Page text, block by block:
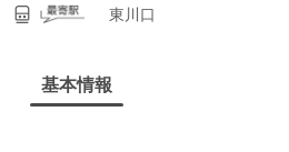
東川口
基本情報